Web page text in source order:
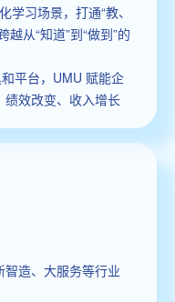
习场景，打通“教、
从“知道”到“做到”的
平台，UMU 赋能企
绩效改变、收入增长
造、大服务等行业